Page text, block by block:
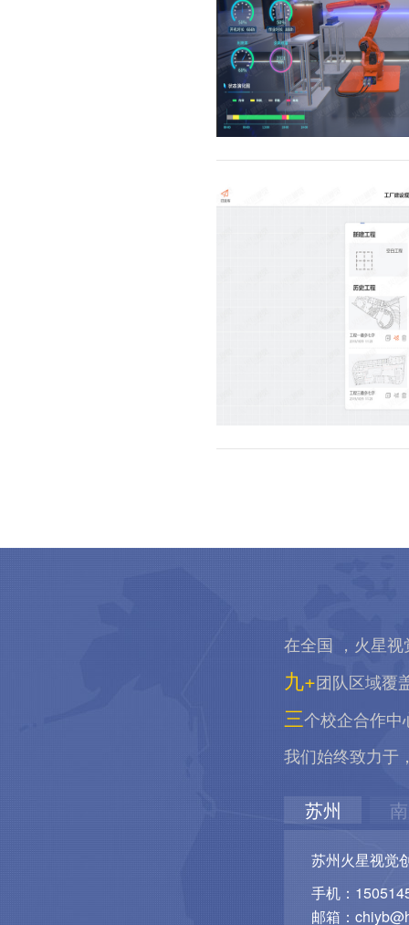
机械臂数
THE TWIN PLANNING
某制造业智
在全国 ，火星视
九+团队区域覆
三个校企合作中
我们始终致力于
苏州
苏州火星视觉
手机：
邮箱：